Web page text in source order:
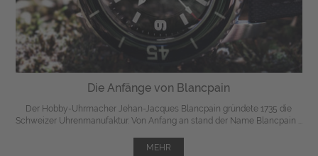
Die Anfänge von Blancpain
Der Hobby-Uhrmacher Jehan-Jacques Blancpain gründete 1735 die
Schweizer Uhrenmanufaktur. Von Anfang an stand der Name Blancpain ...
MEHR